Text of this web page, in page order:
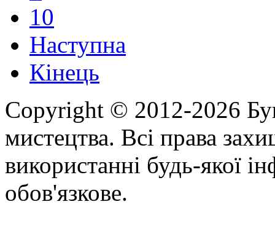
10
Наступна
Кінець
Copyright © 2012-2026
мистецтва. Всі права
використанні будь-якої
обов'язкове.